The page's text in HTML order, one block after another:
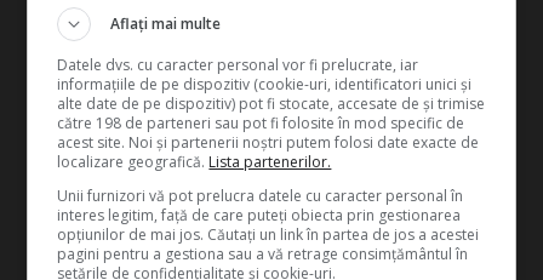
Aflați mai multe
Datele dvs. cu caracter personal vor fi prelucrate, iar
informațiile de pe dispozitiv (cookie-uri, identificatori unici și
alte date de pe dispozitiv) pot fi stocate, accesate de și trimise
către 198 de parteneri sau pot fi folosite în mod specific de
acest site. Noi și partenerii noștri putem folosi date exacte de
localizare geografică. Lista partenerilor.
Unii furnizori vă pot prelucra datele cu caracter personal în
interes legitim, față de care puteți obiecta prin gestionarea
opțiunilor de mai jos. Căutați un link în partea de jos a acestei
pagini pentru a gestiona sau a vă retrage consimțământul în
setările de confidențialitate și cookie-uri.